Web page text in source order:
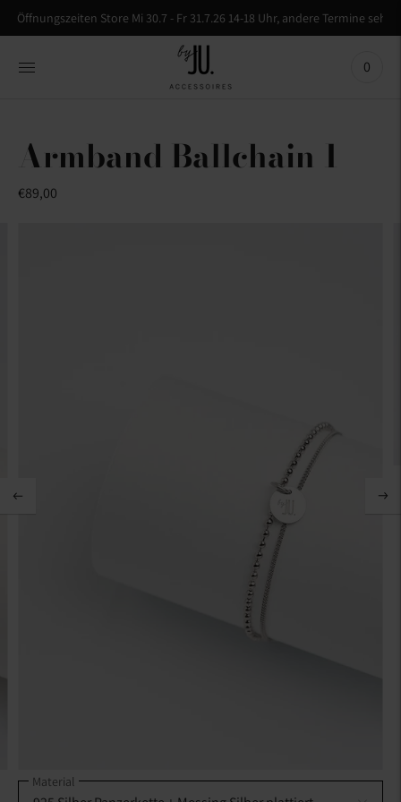
Öffnungszeiten Store Mi 30.7 - Fr 31.7.26 14-18 Uhr, andere Termine
0
Armband Ballchain 1
€89,00
Material